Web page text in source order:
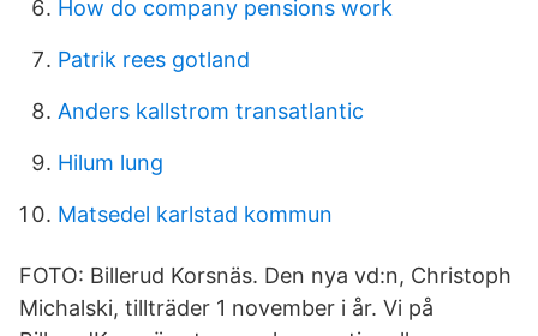
How do company pensions work
Patrik rees gotland
Anders kallstrom transatlantic
Hilum lung
Matsedel karlstad kommun
FOTO: Billerud Korsnäs. Den nya vd:n, Christoph
Michalski, tillträder 1 november i år. Vi på